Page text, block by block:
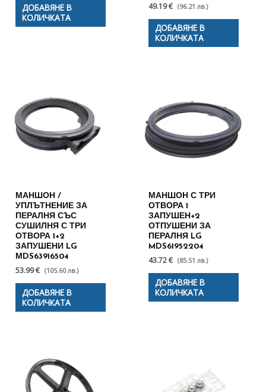
ДОБАВЯНЕ В
КОЛИЧКАТА
49.19 € (96.21 лв.)
ДОБАВЯНЕ В
КОЛИЧКАТА
МАНШОН /
УПЛЪТНЕНИЕ ЗА
ПЕРАЛНЯ СЪС
СУШИЛНЯ С ТРИ
ОТВОРА 1+2
ЗАПУШЕНИ LG
МDS63916504
53.99 € (105.60 лв.)
ДОБАВЯНЕ В
КОЛИЧКАТА
МАНШОН С ТРИ
ОТВОРА 1
ЗАПУШЕН+2
ОТПУШЕНИ ЗА
ПЕРАЛНЯ LG
MDS61952204
43.72 € (85.51 лв.)
ДОБАВЯНЕ В
КОЛИЧКАТА